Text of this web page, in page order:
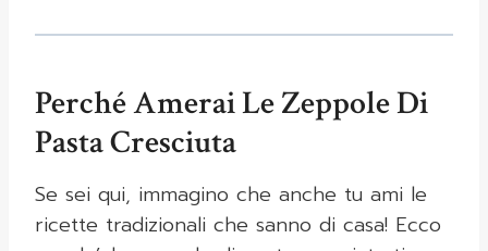
Perché Amerai Le Zeppole Di
Pasta Cresciuta
Se sei qui, immagino che anche tu ami le
ricette tradizionali che sanno di casa! Ecco